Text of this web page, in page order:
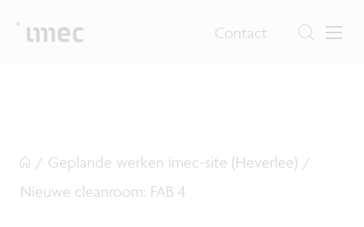
Contact
/ Geplande werken imec-site (Heverlee) /
Nieuwe cleanroom: FAB 4